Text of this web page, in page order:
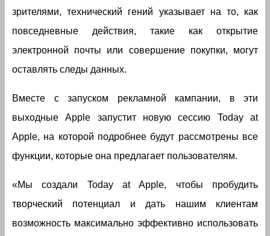
зрителями, технический гений указывает на то, как
повседневные действия, такие как открытие
электронной почты или совершение покупки, могут
оставлять следы данных.
Вместе с запуском рекламной кампании, в эти
выходные Apple запустит новую сессию Today at
Apple, на которой подробнее будут рассмотрены все
функции, которые она предлагает пользователям.
«Мы создали Today at Apple, чтобы пробудить
творческий потенциал и дать нашим клиентам
возможность максимально эффективно использовать